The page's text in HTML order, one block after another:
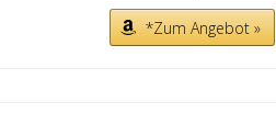
*Zum Angebot »